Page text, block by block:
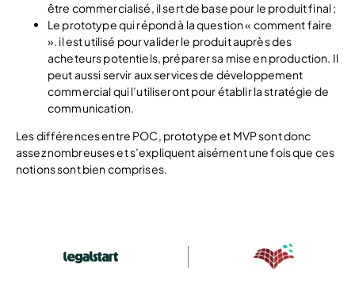
être commercialisé, il sert de base pour le produit final ;
Le prototype qui répond à la question « comment faire
». il est utilisé pour valider le produit auprès des
acheteurs potentiels, préparer sa mise en production. Il
peut aussi servir aux services de développement
commercial qui l’utiliseront pour établir la stratégie de
communication.
Les différences entre POC, prototype et MVP sont donc
assez nombreuses et s’expliquent aisément une fois que ces
notions sont bien comprises.